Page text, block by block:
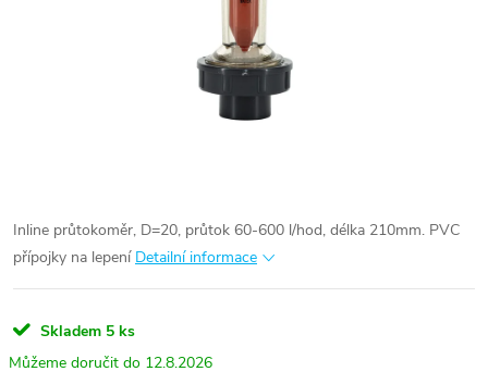
Inline průtokoměr, D=20, průtok 60-600 l/hod, délka 210mm. PVC
přípojky na lepení Detailní informace
Skladem 5 ks
12.8.2026